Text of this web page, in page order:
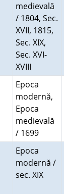
medievală
/ 1804, Sec.
XVII, 1815,
Sec. XIX,
Sec. XVI-
XVIII
Epoca
modernă,
Epoca
medievală
/ 1699
Epoca
modernă /
sec. XIX